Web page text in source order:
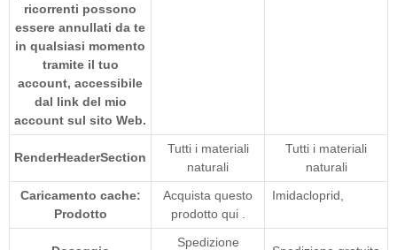
ricorrenti possono
essere annullati da te
in qualsiasi momento
tramite il tuo
account, accessibile
dal link del mio
account sul sito Web.
RenderHeaderSection
Tutti i materiali
naturali
Tutti i materiali
naturali
Caricamento cache:
Prodotto
Acquista questo
prodotto qui.
Imidacloprid
Spedizione